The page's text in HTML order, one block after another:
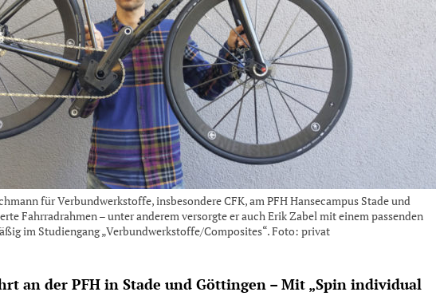
für Verbundwerkstoffe, insbesondere CFK, am PFH Hansecampus Stade und
Fahr­radrahmen – unter anderem versorgte er auch Erik Zabel mit einem passenden
im Studiengang „Verbundwerkstoffe/Composites“. Foto: privat
an der PFH in Stade und Göttingen – Mit „Spin individual